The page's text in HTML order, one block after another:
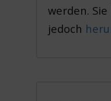
werden.
jedoch